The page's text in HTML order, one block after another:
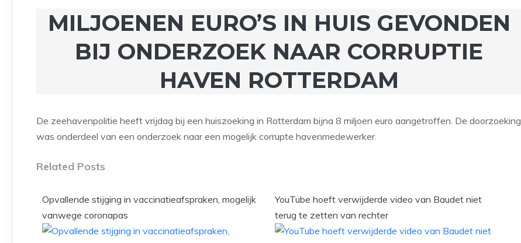
MILJOENEN EURO’S IN HUIS GEVONDEN
BIJ ONDERZOEK NAAR CORRUPTIE
HAVEN ROTTERDAM
De zeehavenpolitie heeft vrijdag bij een huiszoeking in Rotterdam bijna 8 miljoen euro aangetroffen. De doorzoeking
was onderdeel van een onderzoek naar een mogelijk corrupte havenmedewerker.
Related Posts
Opvallende stijging in vaccinatieafspraken, mogelijk
vanwege coronapas
YouTube hoeft verwijderde video van Baudet niet
terug te zetten van rechter